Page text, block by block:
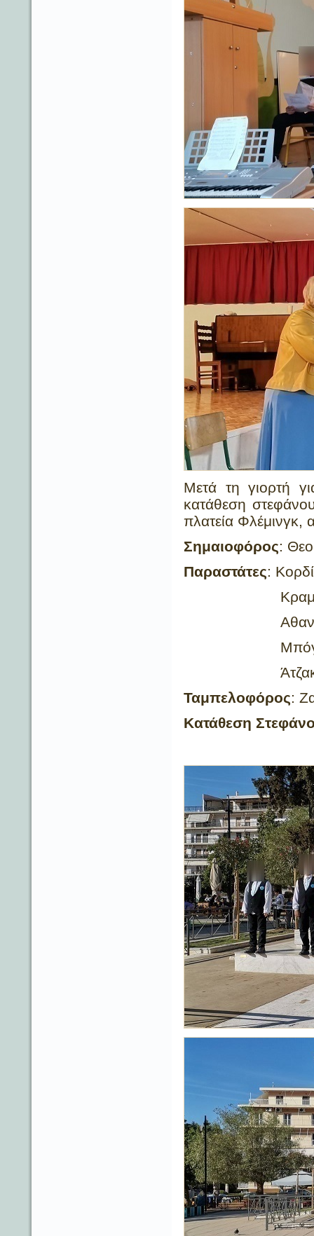
Μετά τη γιορτή
κατάθεση
πλατεία Φλέμινγκ,
Σημαιοφόρος:
Παραστάτες:
Κραμπή
Άτζακας
Ταμπελοφόρος:
Κατάθεση